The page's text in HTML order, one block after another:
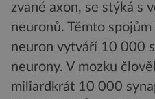
zvané axon, se stýká s
neuronů. Těmto
neuron vytváří 10 000
neurony. V mozku
miliardkrát 10 000